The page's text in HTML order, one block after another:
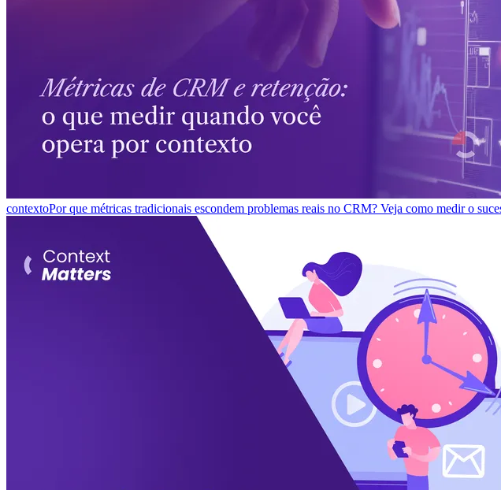
contextoPor que métricas tradicionais escondem problemas reais no CRM? Veja como medir o